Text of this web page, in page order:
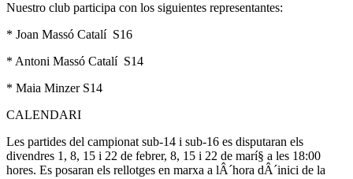
Nuestro club participa con los siguientes representantes:
* Joan Massó Catalí S16
* Antoni Massó Catalí S14
* Maia Minzer S14
CALENDARI
Les partides del campionat sub-14 i sub-16 es disputaran els
divendres 1, 8, 15 i 22 de febrer, 8, 15 i 22 de marí§ a les 18:00
hores. Es posaran els rellotges en marxa a lÂ´hora dÂ´inici de la